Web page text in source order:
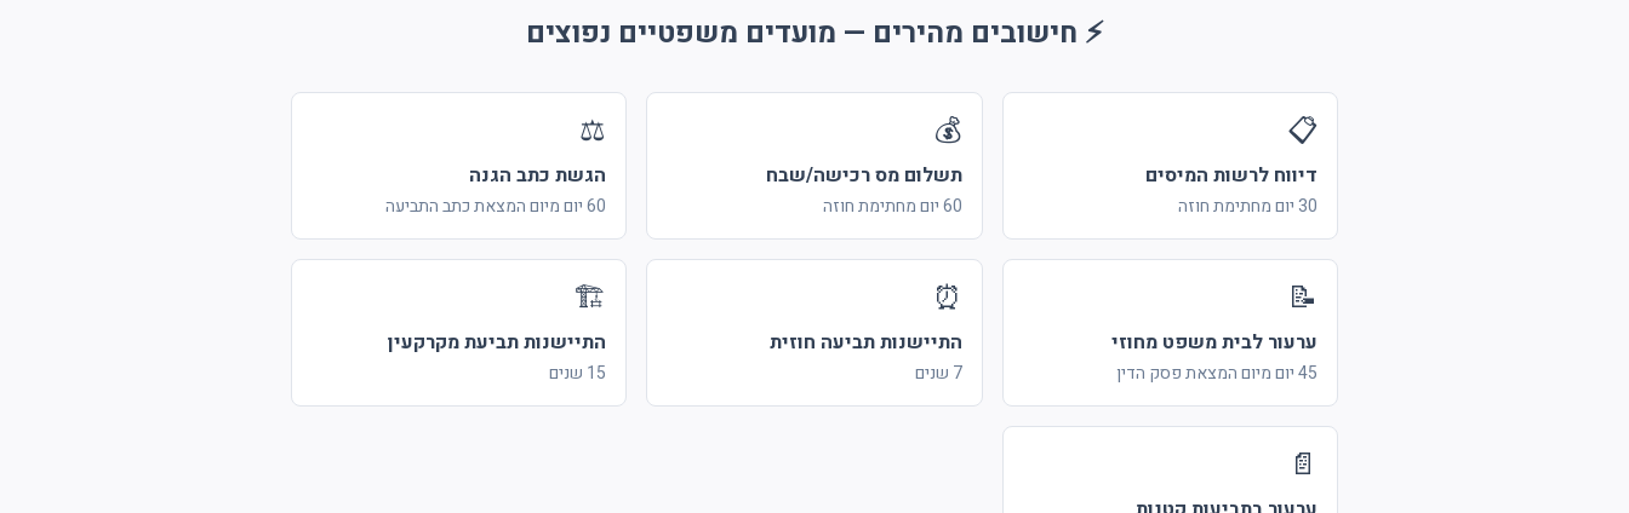
⚡ חישובים מהירים — מועדים משפטיים נפוצים
📋
דיווח לרשות המיסים
30 יום מחתימת חוזה
💰
תשלום מס רכישה/שבח
60 יום מחתימת חוזה
⚖️
הגשת כתב הגנה
60 יום מיום המצאת כתב התביעה
📝
ערעור לבית משפט מחוזי
45 יום מיום המצאת פסק הדין
⏰
התיישנות תביעה חוזית
7 שנים
🏗️
התיישנות תביעת מקרקעין
15 שנים
📄